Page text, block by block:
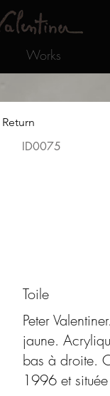
Works
Return
ID0075
Toile
Peter
jaune.
bas à droite.
1996 et